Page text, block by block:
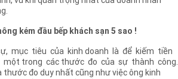
kém đầu bếp khách sạn 5 sao !
mục tiêu của kinh doanh là để kiếm tiền
trong các thước đo của sự thành công.
thước đo duy nhất cũng như việc ông kinh